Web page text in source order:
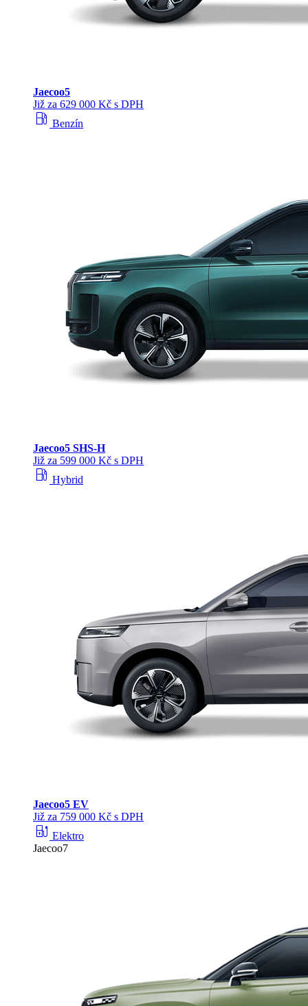
Jaecoo5
Již za 629 000 Kč s DPH
local_gas_station Benzín
Jaecoo5 SHS-H
Již za 599 000 Kč s DPH
local_gas_station Hybrid
Jaecoo5 EV
Již za 759 000 Kč s DPH
ev_station Elektro
Jaecoo7